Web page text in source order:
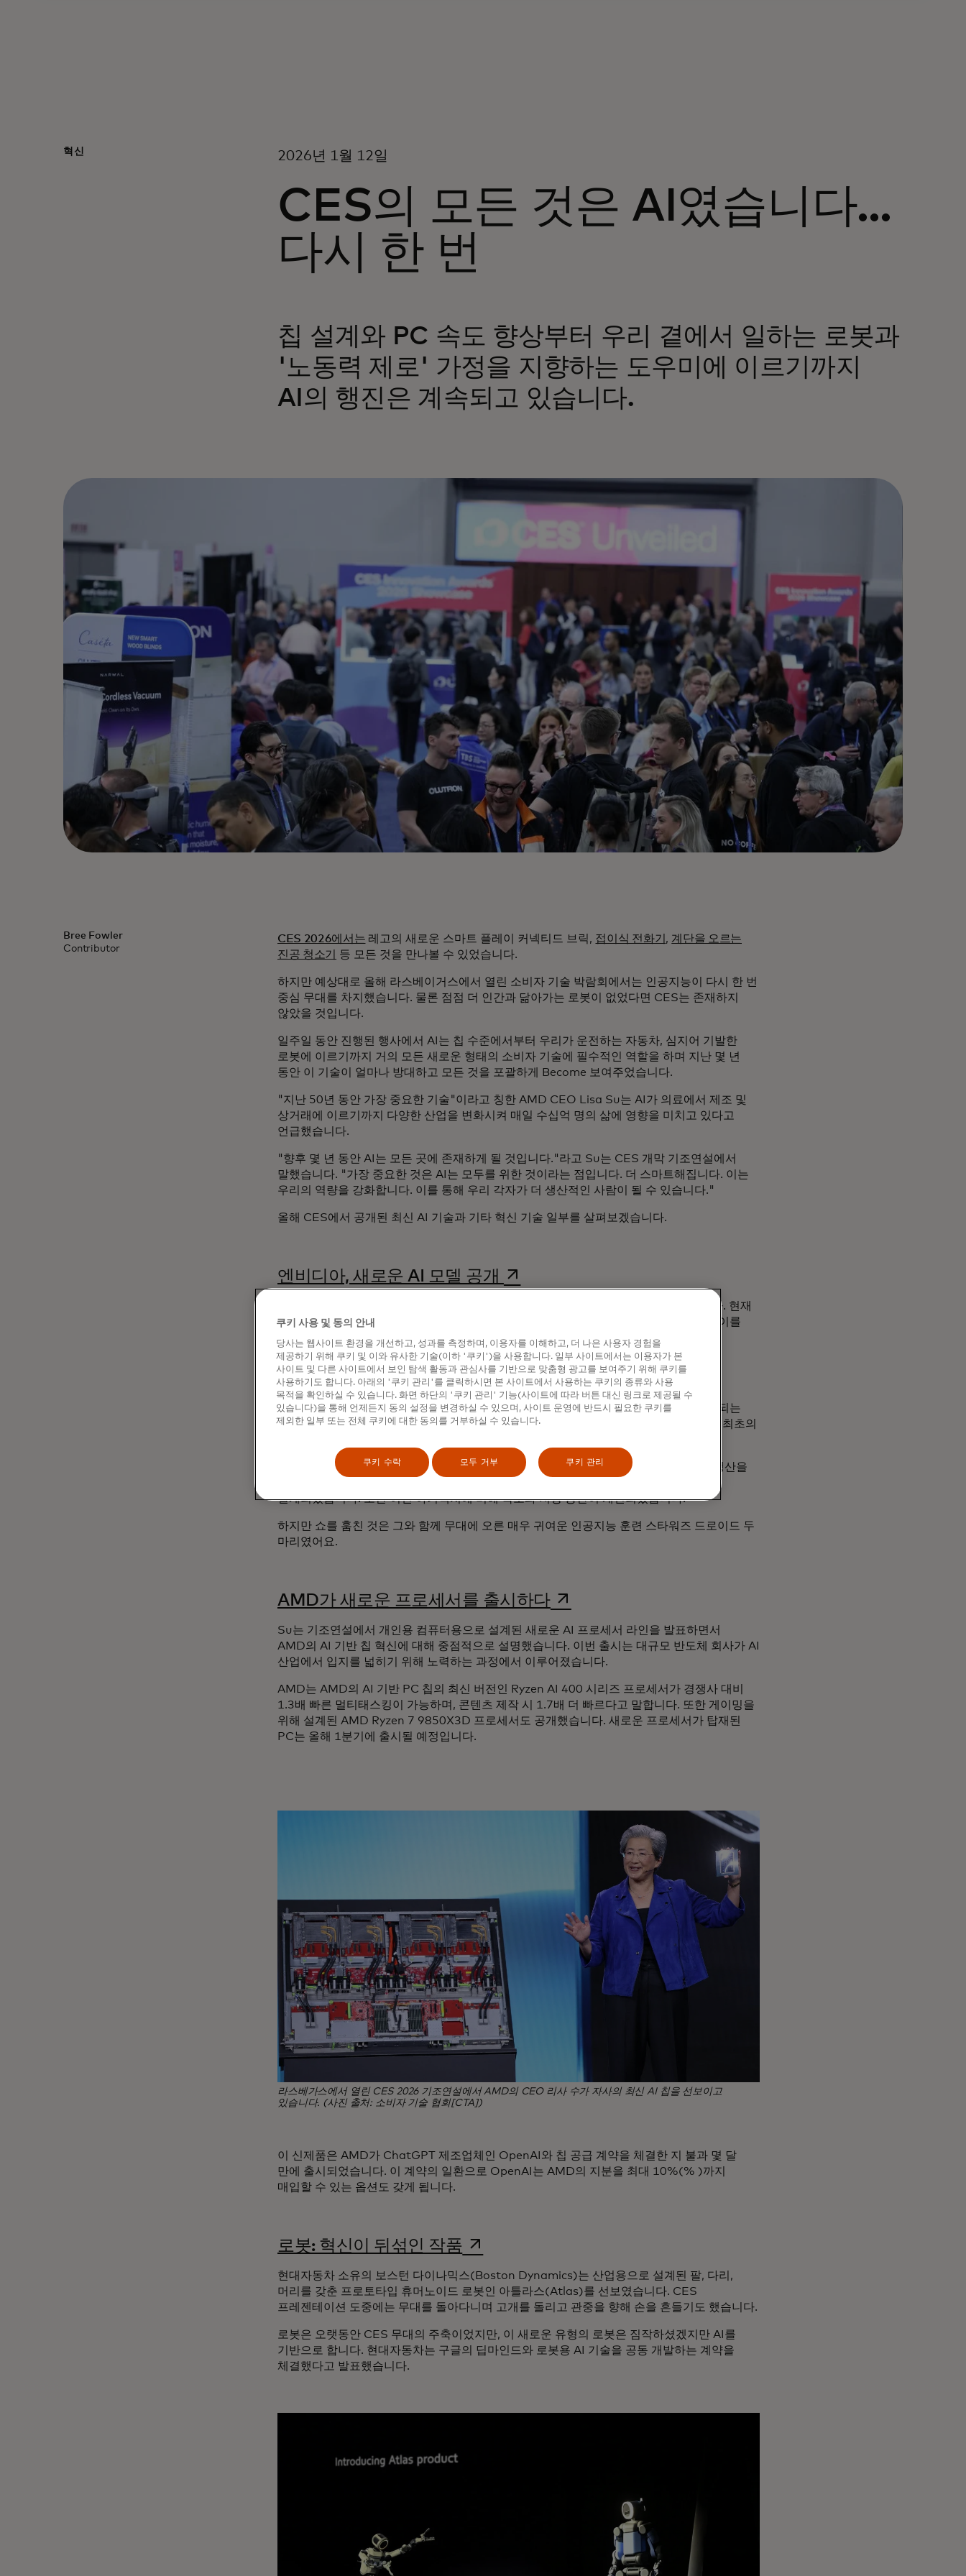
혁신 2026년 1월 12일
CES의 모든 것은 AI였습니다...
다시 한 번
칩 설계와 PC 속도 향상부터 우리 곁에서 일하는 로봇과
'노동력 제로' 가정을 지향하는 도우미에 이르기까지
AI의 행진은 계속되고 있습니다.
Bree Fowler
Contributor
CES 2026에서는 레고의 새로운 스마트 플레이 커넥티드 브릭, 접이식 전화기 , 계단을 오르는
진공 청소기
등 모든 것을 만나볼 수 있었습니다.
하지만 예상대로 올해 라스베이거스에서 열린 소비자 기술 박람회에서는 인공지능이 다시 한 번
중심 무대를 차지했습니다. 물론 점점 더 인간과 닮아가는 로봇이 없었다면 CES는 존재하지
않았을 것입니다.
일주일 동안 진행된 행사에서 AI는 칩 수준에서부터 우리가 운전하는 자동차, 심지어 기발한
로봇에 이르기까지 거의 모든 새로운 형태의 소비자 기술에 필수적인 역할을 하며 지난 몇 년
동안 이 기술이 얼마나 방대하고 모든 것을 포괄하게 Become 보여주었습니다.
"지난 50년 동안 가장 중요한 기술"이라고 칭한 AMD CEO Lisa Su는 AI가 의료에서 제조 및
상거래에 이르기까지 다양한 산업을 변화시켜 매일 수십억 명의 삶에 영향을 미치고 있다고
언급했습니다.
"향후 몇 년 동안 AI는 모든 곳에 존재하게 될 것입니다."라고 Su는 CES 개막 기조연설에서
말했습니다. "가장 중요한 것은 AI는 모두를 위한 것이라는 점입니다. 더 스마트해집니다. 이는
우리의 역량을 강화합니다. 이를 통해 우리 각자가 더 생산적인 사람이 될 수 있습니다."
올해 CES에서 공개된 최신 AI 기술과 기타 혁신 기술 일부를 살펴보겠습니다.
엔비디아, 새로운 AI 모델 공개 새 탭에서 열림
엔비디아는 AI 칩 분야의 최대 기업이자 최고 가치의 상장 기업으로 빠르게 성장했습니다. 현재
점점 더 많은 기업이 해당 비즈니스의 일부를 차지하기 위해 경쟁하고 있지만, Nvidia는 이를
그냥 두고 보지 않을 것입니다.
이 회사는 가상 환경에서 시뮬레이션 데이터로 학습한 후 준비가 되면 실제 하드웨어에
배포하는 AI 모델을 가리키는 '물리적 AI'에 올인하고 있습니다.
이 회사의 언론 행사에서 젠슨 황 CEO는 방대한 양의 데이터를 기반으로 물리학이 적용되는
환경을 시뮬레이션할 수 있는 AI 기반 모델인 Cosmos를 공개했습니다. 그는 또한 "세계 최초의
황은 엔비디아가 유명한 천문학자의 이름을 딴 차세대 AI 슈퍼칩 플랫폼인
생산을
설계되었습니다. 또한 이전 아키텍처에 비해 속도와 저장 공간이 개선되었습니다.
하지만 쇼를 훔친 것은 그와 함께 무대에 오른 매우 귀여운 인공지능 훈련 스타워즈 드로이드 두
마리였어요.
AMD가 새로운 프로세서를 출시하다새 탭에서 열림
Su는 기조연설에서 개인용 컴퓨터용으로 설계된 새로운 AI 프로세서 라인을 발표하면서
AMD의 AI 기반 칩 혁신에 대해 중점적으로 설명했습니다. 이번 출시는 대규모 반도체 회사가 AI
산업에서 입지를 넓히기 위해 노력하는 과정에서 이루어졌습니다.
AMD는 AMD의 AI 기반 PC 칩의 최신 버전인 Ryzen AI 400 시리즈 프로세서가 경쟁사 대비
1.3배 빠른 멀티태스킹이 가능하며, 콘텐츠 제작 시 1.7배 더 빠르다고 말합니다. 또한 게이밍을
위해 설계된 AMD Ryzen 7 9850X3D 프로세서도 공개했습니다. 새로운 프로세서가 탑재된
PC는 올해 1분기에 출시될 예정입니다.
라스베가스에서 열린 CES 2026 기조연설에서 AMD의 CEO 리사 수가 자사의 최신 AI 칩을 선보이고
있습니다. (사진 출처: 소비자 기술 협회[CTA])
이 신제품은 AMD가 ChatGPT 제조업체인 OpenAI와 칩 공급 계약을 체결한 지 불과 몇 달
만에 출시되었습니다. 이 계약의 일환으로 OpenAI는 AMD의 지분을 최대 10%(% )까지
매입할 수 있는 옵션도 갖게 됩니다.
로봇: 혁신이 뒤섞인 작품 새 탭에서 열림
현대자동차 소유의
보스턴 다이나믹스(Boston Dynamics)는 산업용으로 설계된 팔, 다리,
머리를 갖춘 프로토타입 휴머노이드 로봇인 아틀라스(Atlas)를 선보였습니다. CES
프레젠테이션 도중에는 무대를 돌아다니며 고개를 돌리고 관중을 향해 손을 흔들기도 했습니다.
로봇은 오랫동안 CES 무대의 주축이었지만, 이 새로운 유형의 로봇은 짐작하셨겠지만 AI를
기반으로 합니다. 현대자동차는 구글의 딥마인드와 로봇용 AI 기술을 공동 개발하는 계약을
체결했다고 발표했습니다.
쿠키 사용 및 동의 안내
당사는 웹사이트 환경을 개선하고, 성과를 측정하며, 이용자를 이해하고, 더 나은 사용자 경험을
제공하기 위해 쿠키 및 이와 유사한 기술(이하 '쿠키')을 사용합니다. 일부 사이트에서는 이용자가 본
사이트 및 다른 사이트에서 보인 탐색 활동과 관심사를 기반으로 맞춤형 광고를 보여주기 위해 쿠키를
사용하기도 합니다. 아래의 '쿠키 관리'를 클릭하시면 본 사이트에서 사용하는 쿠키의 종류와 사용
목적을 확인하실 수 있습니다. 화면 하단의 '쿠키 관리' 기능(사이트에 따라 버튼 대신 링크로 제공될 수
있습니다)을 통해 언제든지 동의 설정을 변경하실 수 있으며, 사이트 운영에 반드시 필요한 쿠키를
제외한 일부 또는 전체 쿠키에 대한 동의를 거부하실 수 있습니다.
쿠키 수락 모두 거부 쿠키 관리